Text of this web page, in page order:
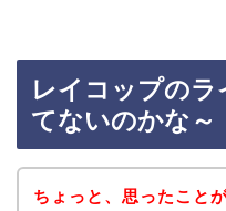
レイコップのラ
てないのかな～
ちょっと、思ったこと